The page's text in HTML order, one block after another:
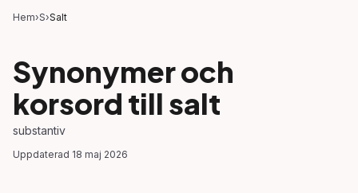
Hem›S›Salt
Synonymer och
korsord till salt
substantiv
Uppdaterad 18 maj 2026